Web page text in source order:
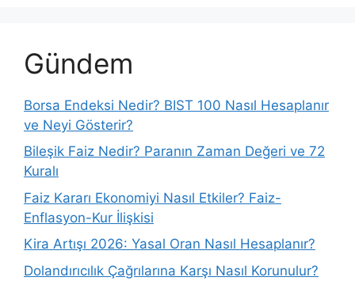
Gündem
Borsa Endeksi Nedir? BIST 100 Nasıl Hesaplanır
ve Neyi Gösterir?
Bileşik Faiz Nedir? Paranın Zaman Değeri ve 72
Kuralı
Faiz Kararı Ekonomiyi Nasıl Etkiler? Faiz-
Enflasyon-Kur İlişkisi
Kira Artışı 2026: Yasal Oran Nasıl Hesaplanır?
Dolandırıcılık Çağrılarına Karşı Nasıl Korunulur?